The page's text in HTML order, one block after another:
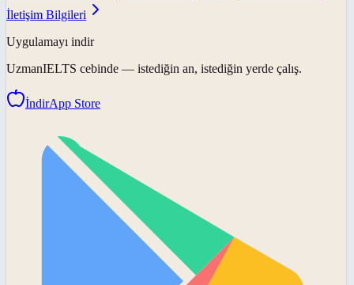
İletişim Bilgileri
Uygulamayı indir
UzmanIELTS cebinde — istediğin an, istediğin yerde çalış.
İndirApp Store